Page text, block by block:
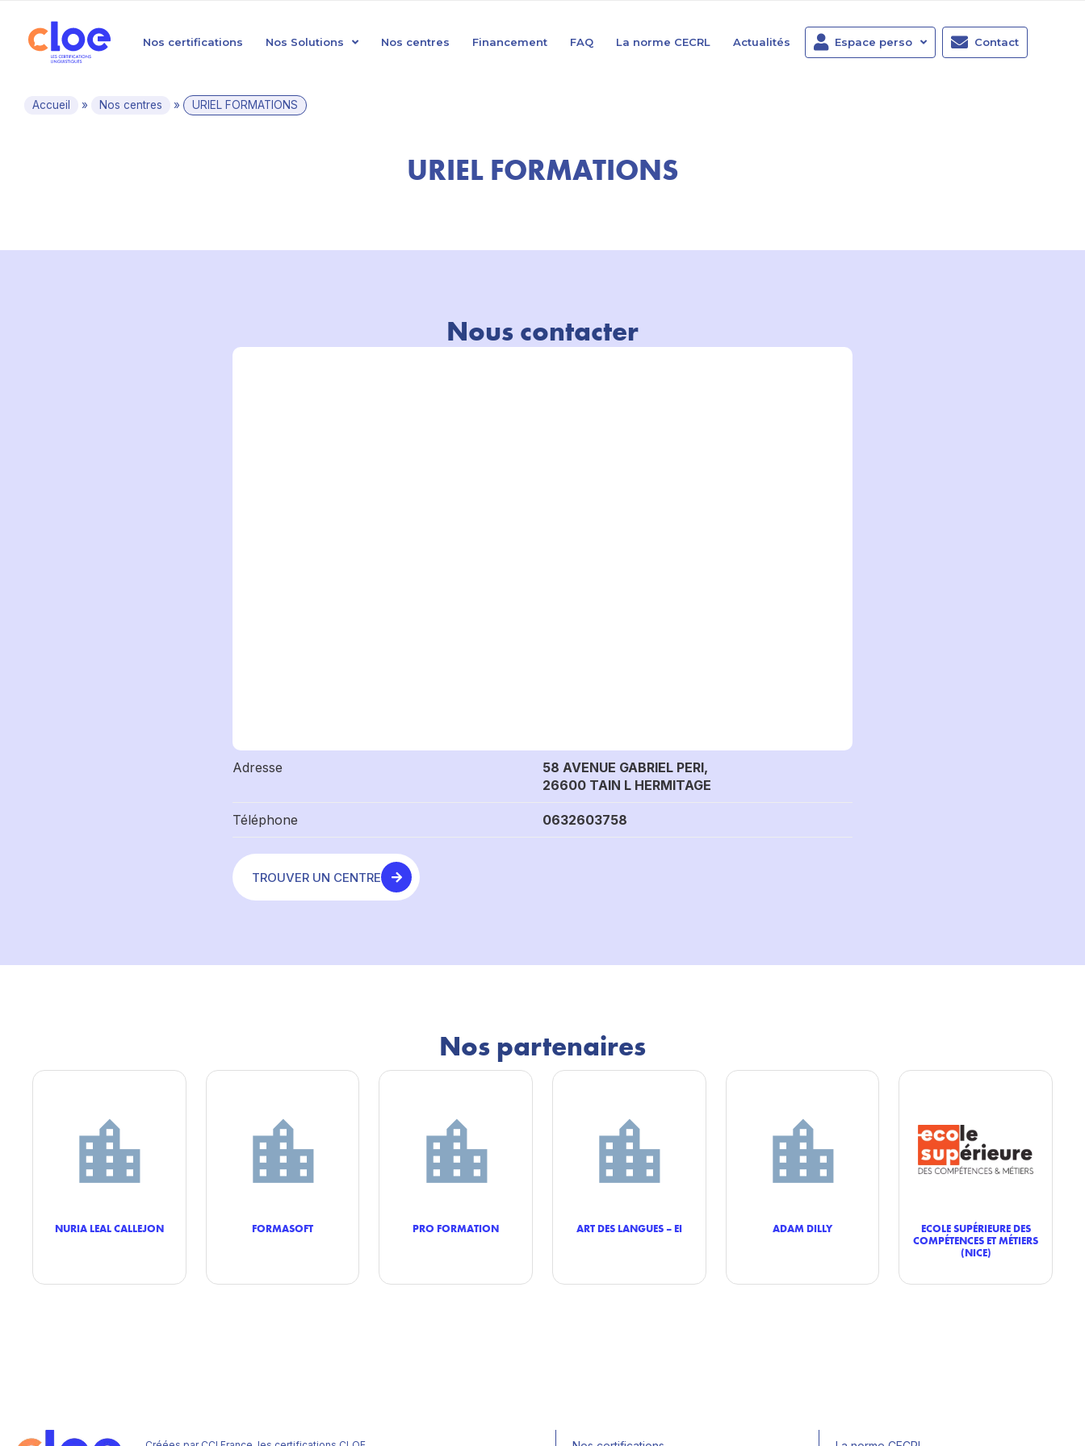
Nos certifications Nos Solutions Nos centres Financement FAQ La norme CECRL Actualités Espace perso Contact
Accueil » Nos centres » URIEL FORMATIONS
URIEL FORMATIONS
Nous contacter
Adresse
58 AVENUE GABRIEL PERI,
26600 TAIN L HERMITAGE
Téléphone 0632603758
TROUVER UN CENTRE
Nos partenaires
NURIA LEAL CALLEJON FORMASOFT PRO FORMATION ART DES LANGUES – EI ADAM DILLY
ECOLE SUPÉRIEURE DES
COMPÉTENCES ET MÉTIERS
(NICE)